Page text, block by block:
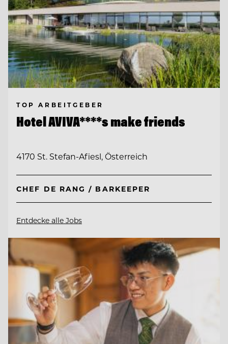
TOP ARBEITGEBER
Hotel AVIVA****s make friends
4170 St. Stefan-Afiesl, Österreich
CHEF DE RANG / BARKEEPER
Entdecke alle Jobs